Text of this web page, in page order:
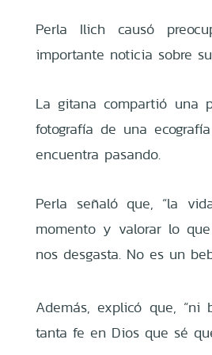
Perla Ilich causó
importante noticia sobre
La gitana compartió una
fotografía de una
encuentra pasando.
Perla señaló que, “la
momento y valorar lo
nos desgasta. No es un
Además, explicó que,
tanta fe en Dios que sé